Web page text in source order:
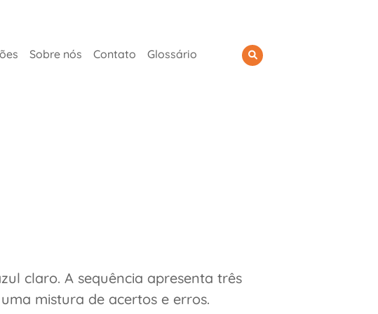
Sobre nós Contato Glossário
claro. A sequência apresenta três
mistura de acertos e erros.